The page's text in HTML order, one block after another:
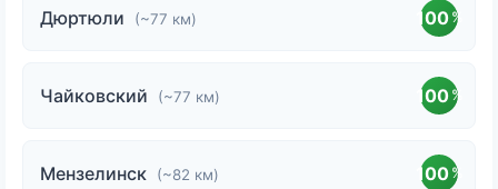
Дюртюли (~77 км) 100 %
Чайковский (~77 км) 100 %
Мензелинск (~82 км) 100 %